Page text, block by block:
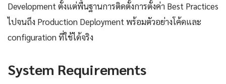
Development ตั้งแต่พื้นฐานการติดตั้งการตั้งค่า Best Practices
ไปจนถึง Production Deployment พร้อมตัวอย่างโค้ดและ
configuration ที่ใช้ได้จริง
System Requirements